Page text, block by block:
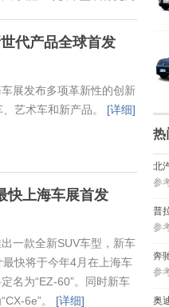
代产品全球首发
展发布多项革新性的创新
艺术车和新产品。 [详细]
快上海车展首发
一款全新SUV车型，新车
快将于今年4月在上海车
名为“EZ-60”。同时新车
6e”。 [详细]
热
北
参
普
参
奔
参
奥